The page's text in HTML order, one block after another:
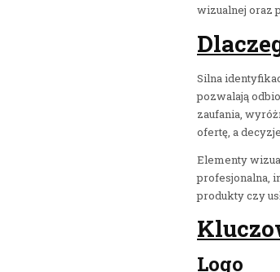
wizualnej oraz
Silna
pozwalają
zaufania,
ofertę, a
Elementy
profesjonalna,
produkty czy
Logo